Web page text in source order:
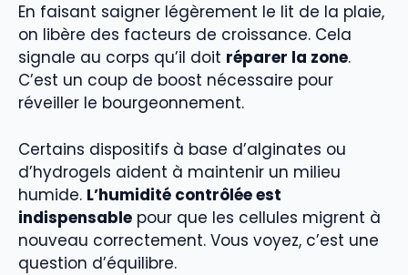
En faisant saigner légèrement le lit de la plaie,
on libère des facteurs de croissance. Cela
signale au corps qu’il doit réparer la zone.
C’est un coup de boost nécessaire pour
réveiller le bourgeonnement.
Certains dispositifs à base d’alginates ou
d’hydrogels aident à maintenir un milieu
humide. L’humidité contrôlée est
indispensable pour que les cellules migrent à
nouveau correctement. Vous voyez, c’est une
question d’équilibre.